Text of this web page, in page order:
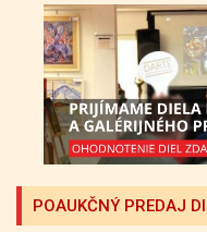
POAUKČNÝ PREDAJ